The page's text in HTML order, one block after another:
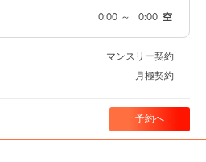
0:00 ～ 0:00 空
マンスリー契約
月極契約
予約へ